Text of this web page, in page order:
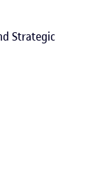
Strategic